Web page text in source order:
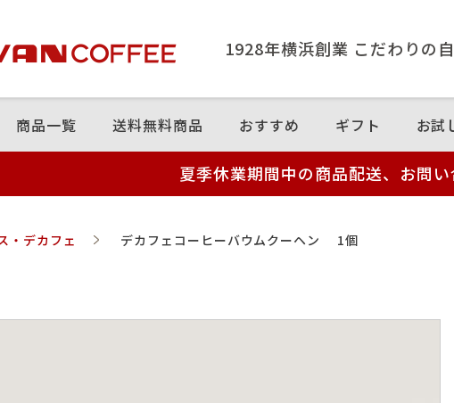
1928年横浜創業 こだわりの
商品⼀覧 送料無料商品 おすすめ ギフト お試
夏季休業期間中の商品配送、お問
・デカフェ デカフェコーヒーバウムクーヘン 1個